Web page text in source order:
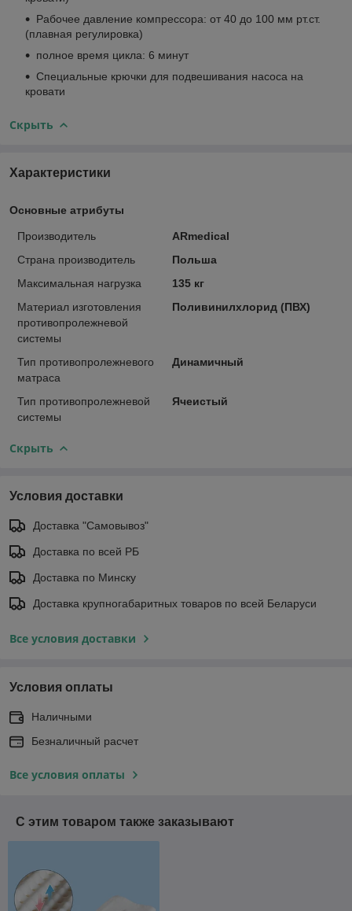
Рабочее давление компрессора: от 40 до 100 мм рт.ст.
(плавная регулировка)
полное время цикла: 6 минут
Специальные крючки для подвешивания насоса на
кровати
Скрыть
Характеристики
Основные атрибуты
Производитель
ARmedical
Страна производитель
Польша
Максимальная нагрузка
135 кг
Материал изготовления
противопролежневой
системы
Поливинилхлорид (ПВХ)
Тип противопролежневого
матраса
Динамичный
Тип противопролежневой
системы
Ячеистый
Скрыть
Условия доставки
Доставка "Самовывоз"
Доставка по всей РБ
Доставка по Минску
Доставка крупногабаритных товаров по всей Беларуси
Все условия доставки
Условия оплаты
Наличными
Безналичный расчет
Все условия оплаты
С этим товаром также заказывают